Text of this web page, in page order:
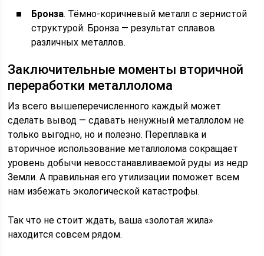
Бронза. Тёмно-коричневый металл с зернистой
структурой. Бронза — результат сплавов
различных металлов.
Заключительные моменты вторичной
переработки металлолома
Из всего вышеперечисленного каждый может
сделать вывод — сдавать ненужный металлолом не
только выгодно, но и полезно. Переплавка и
вторичное использование металлолома сокращает
уровень добычи невосстанавливаемой руды из недр
Земли. А правильная его утилизации поможет всем
нам избежать экологической катастрофы.
Так что не стоит ждать, ваша «золотая жила»
находится совсем рядом.